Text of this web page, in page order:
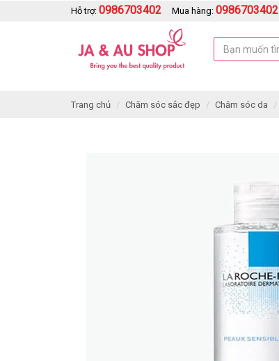
Hỗ trợ: 0986703402 Mua hàng: 0986703402
Trang chủ Chăm sóc sắc đẹp Chăm sóc da